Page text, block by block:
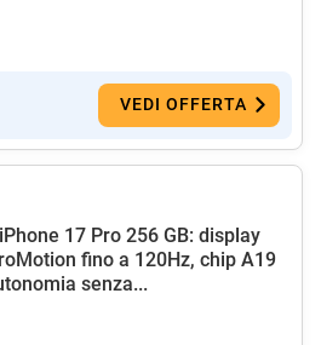
VEDI OFFERTA
17 Pro 256 GB: display
fino a 120Hz, chip A19
senza...